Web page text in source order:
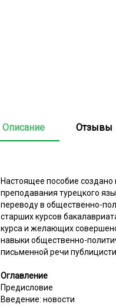
Описание Отзывы
Настоящее пособие
преподавания турецкого
переводу в общественно-
старших курсов
курса и желающих
навыки общественно-
письменной речи
Оглавление
Предисловие
Введение: новости